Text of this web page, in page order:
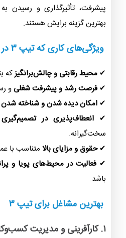
پیشرفت، تأثیرگذاری و رسیدن
بهترین گزینه برایش هستند.
ویژگی‌های کاری که تیپ ۳ در آن موفق می‌شود
✔ محیط رقابتی و چالش‌برانگیزکه
✔ فرصت رشد و پیشرفت شغلی و
✔ امکان دیده شدن و شناخته شدن
✔انعطاف‌پذیری در تصمیم‌گیری
سخت‌گیرانه.
✔حقوق و مزایای بالا متناسب با
✔ فعالیت در محیط‌های پویا و
باشد.
بهترین مشاغل برای تیپ ۳
۱. کارآفرینی و مدیریت کسب‌وکار